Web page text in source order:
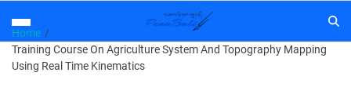
Home
Training Course On Agriculture System And Topography Mapping
Using Real Time Kinematics